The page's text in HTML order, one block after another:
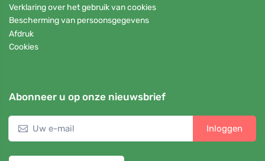
Verklaring over het gebruik van cookies
Bescherming van persoonsgegevens
Afdruk
Cookies
Abonneer u op onze nieuwsbrief
Inloggen